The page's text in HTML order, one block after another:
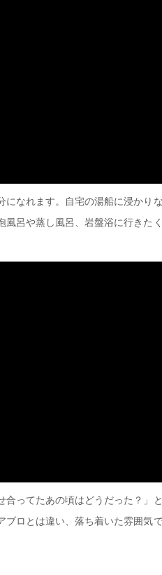
なれます。自宅の湯船に浸かり
呂や蒸し風呂、岩盤浴に行きたく
ってたあの頃はどうだった？」
ロとは違い、落ち着いた雰囲気